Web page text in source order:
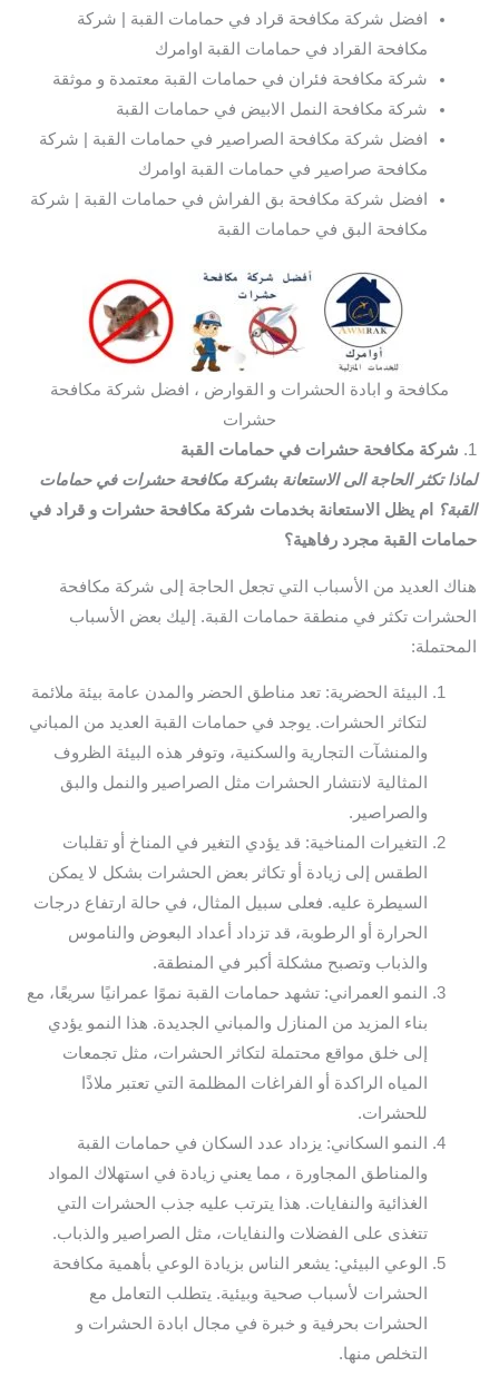
افضل شركة مكافحة قراد في حمامات القبة | شركة
مكافحة القراد في حمامات القبة اوامرك
شركة مكافحة فئران في حمامات القبة معتمدة و موثقة
شركة مكافحة النمل الابيض في حمامات القبة
افضل شركة مكافحة الصراصير في حمامات القبة | شركة
مكافحة صراصير في حمامات القبة اوامرك
افضل شركة مكافحة بق الفراش في حمامات القبة | شركة
مكافحة البق في حمامات القبة
مكافحة و ابادة الحشرات و القوارض ، افضل شركة مكافحة
حشرات
1.
شركة مكافحة حشرات في حمامات القبة
لماذا تكثر الحاجة الى الاستعانة بشركة مكافحة حشرات في حمامات
القبة؟
ام يظل الاستعانة بخدمات شركة مكافحة حشرات و قراد في
حمامات القبة مجرد رفاهية؟
هناك العديد من الأسباب التي تجعل الحاجة إلى شركة مكافحة
الحشرات تكثر في منطقة حمامات القبة. إليك بعض الأسباب
المحتملة:
البيئة الحضرية: تعد مناطق الحضر والمدن عامة بيئة ملائمة
لتكاثر الحشرات. يوجد في حمامات القبة العديد من المباني
والمنشآت التجارية والسكنية، وتوفر هذه البيئة الظروف
المثالية لانتشار الحشرات مثل الصراصير والنمل والبق
والصراصير.
التغيرات المناخية: قد يؤدي التغير في المناخ أو تقلبات
الطقس إلى زيادة أو تكاثر بعض الحشرات بشكل لا يمكن
السيطرة عليه. فعلى سبيل المثال، في حالة ارتفاع درجات
الحرارة أو الرطوبة، قد تزداد أعداد البعوض والناموس
والذباب وتصبح مشكلة أكبر في المنطقة.
النمو العمراني: تشهد حمامات القبة نموًا عمرانيًا سريعًا، مع
بناء المزيد من المنازل والمباني الجديدة. هذا النمو يؤدي
إلى خلق مواقع محتملة لتكاثر الحشرات، مثل تجمعات
المياه الراكدة أو الفراغات المظلمة التي تعتبر ملاذًا
للحشرات.
النمو السكاني: يزداد عدد السكان في حمامات القبة
والمناطق المجاورة ، مما يعني زيادة في استهلاك المواد
الغذائية والنفايات. هذا يترتب عليه جذب الحشرات التي
تتغذى على الفضلات والنفايات، مثل الصراصير والذباب.
الوعي البيئي: يشعر الناس بزيادة الوعي بأهمية مكافحة
الحشرات لأسباب صحية وبيئية. يتطلب التعامل مع
الحشرات بحرفية و خبرة في مجال ابادة الحشرات و
التخلص منها.